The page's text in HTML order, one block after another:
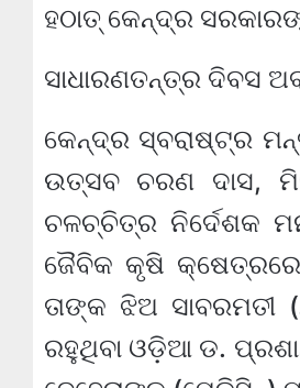
ହଠାତ୍ କେନ୍ଦ୍ର
ସାଧାରଣତନ୍ତ୍ର ଦିବସ
କେନ୍ଦ୍ର ସ୍ବରାଷ୍ଟ୍ର
ଉତ୍ସବ ଚରଣ ଦାସ,
ଚଳଚ୍ଚିତ୍ର ନିର୍ଦେଶକ
ଜୈବିକ କୃଷି କ୍ଷେତ୍ରରେ
ତାଙ୍କ ଝିଅ
ରହୁଥିବା ଓଡ଼ିଆ ଡ.